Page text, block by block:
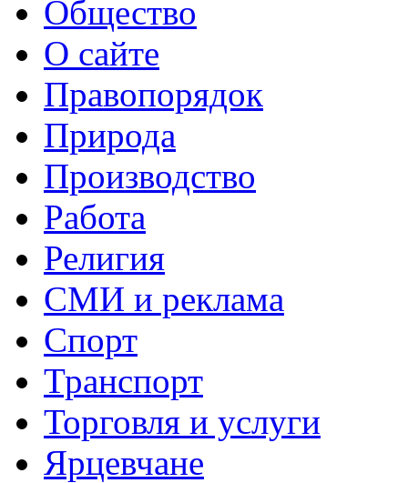
Общество
О сайте
Правопорядок
Природа
Производство
Работа
Религия
СМИ и реклама
Спорт
Транспорт
Торговля и услуги
Ярцевчане